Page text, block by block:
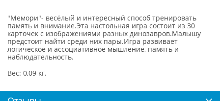
"Мемори"- весёлый и интересный способ тренировать
память и внимание.Эта настольная игра состоит из 30
карточек с изображениями разных динозавров.Малышу
предстоит найти среди них пары.Игра развивает
логическое и ассоциативное мышление, память и
наблюдательность.
Вес: 0,09 кг.